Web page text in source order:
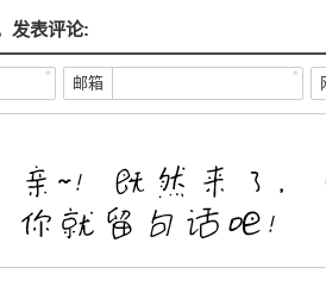
发表评论:
* 邮箱 *